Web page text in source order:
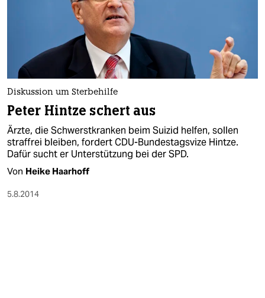
Diskussion um Sterbehilfe
Peter Hintze schert aus
Ärzte, die Schwerstkranken beim Suizid helfen, sollen
straffrei bleiben, fordert CDU-Bundestagsvize Hintze.
Dafür sucht er Unterstützung bei der SPD.
Von Heike Haarhoff
5.8.2014